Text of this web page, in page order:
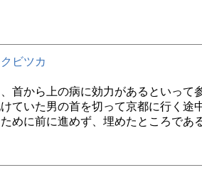
ビツカ
首から上の病に効力があるといって
ていた男の首を切って京都に行く途
めに前に進めず、埋めたところであ